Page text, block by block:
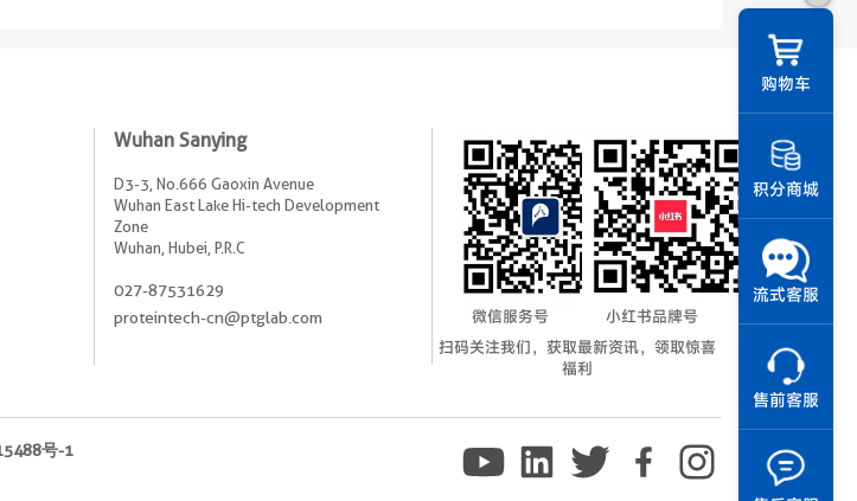
购物车
积分商城
流式客服
售前客服
Wuhan Sanying
D3-3, No.666 Gaoxin Avenue
Wuhan East Lake Hi-tech Development
Zone
Wuhan, Hubei, P.R.C
027-87531629
proteintech-cn@ptglab.com
微信服务号
小红书品牌号
扫码关注我们，获取最新资讯，领取惊喜
福利
号-1